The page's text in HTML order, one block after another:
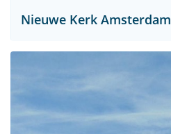
Nieuwe Kerk Amsterdam